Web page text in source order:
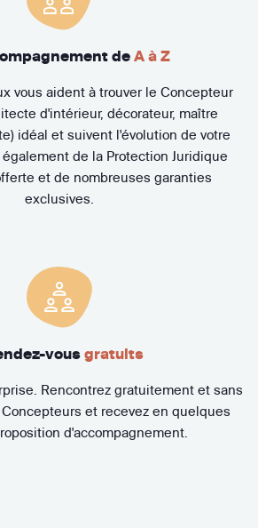
de A à Z
vous aident à trouver le Concepteur
d'intérieur, décorateur, maître
idéal et suivent l'évolution de votre
de la Protection Juridique
et de nombreuses garanties
exclusives.
vous gratuits
Rencontrez gratuitement et sans
et recevez en quelques
d'accompagnement.